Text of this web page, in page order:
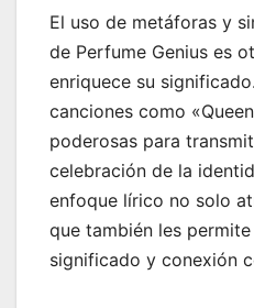
El uso de metáforas y
de Perfume Genius es
enriquece su
canciones como
poderosas para
celebración de la
enfoque lírico no solo
que también les
significado y conexión